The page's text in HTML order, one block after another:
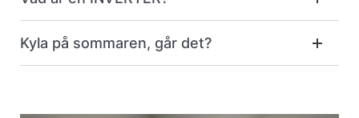
Kyla på sommaren, går det?